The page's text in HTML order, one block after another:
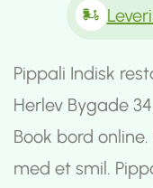
Pippali Indisk
Herlev Bygade
Book bord
med et smil.